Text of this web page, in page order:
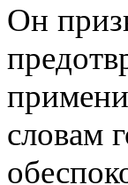
Он
словам